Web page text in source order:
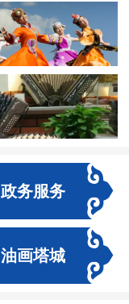
政务服务
油画塔城